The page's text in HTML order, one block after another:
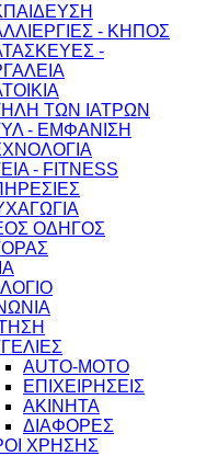
- ΚΗΠΟΣ
-
ΤΩΝ ΙΑΤΡΩΝ
- ΕΜΦΑΝΙΣΗ
- FITNESS
ΟΔΗΓΟΣ
AUTO-MOTO
ΕΠΙΧΕΙΡΗΣΕΙΣ
ΑΚΙΝΗΤΑ
ΔΙΑΦΟΡΕΣ
ΧΡΗΣΗΣ